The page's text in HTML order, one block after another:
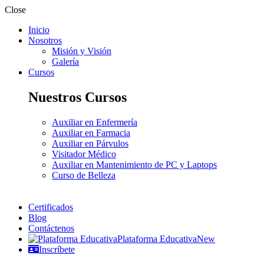
Close
Inicio
Nosotros
Misión y Visión
Galería
Cursos
Nuestros Cursos
Auxiliar en Enfermería
Auxiliar en Farmacia
Auxiliar en Párvulos
Visitador Médico
Auxiliar en Mantenimiento de PC y Laptops
Curso de Belleza
Certificados
Blog
Contáctenos
Plataforma EducativaNew
Inscríbete